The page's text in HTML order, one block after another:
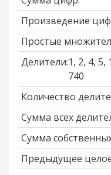
Произведение
Простые
Делители:1, 2, 4, 5,
740
Количество
Сумма всех
Сумма
Предыдущее